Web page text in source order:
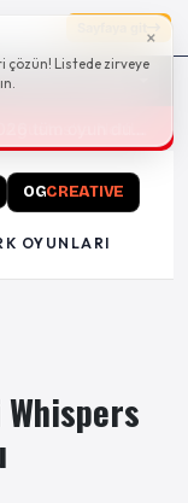
×
çözün! Listede zirveye
(PC ve konsollar) -
OGCREATIVE
OYUNLARI